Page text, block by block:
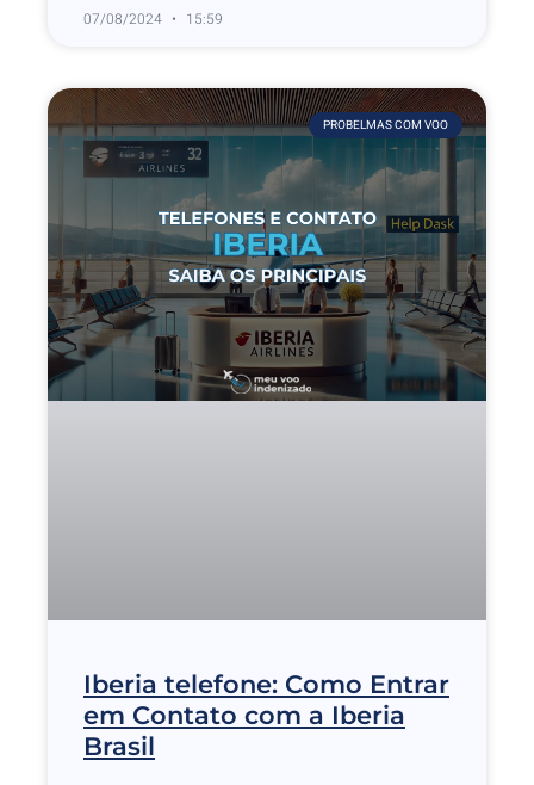
07/08/2024 15:59
PROBELMAS COM VOO
Iberia telefone: Como Entrar
em Contato com a Iberia
Brasil